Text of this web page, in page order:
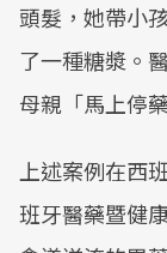
頭髮，她帶小
了一種糖漿。
母親「馬上停
上述案例在西
班牙醫藥暨健